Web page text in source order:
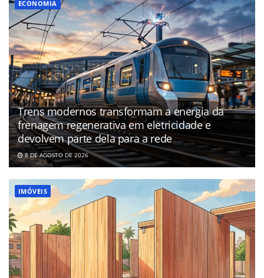
ECONOMIA
Trens modernos transformam a energia da
frenagem regenerativa em eletricidade e
devolvem parte dela para a rede
8 DE AGOSTO DE 2026
IMÓVEIS